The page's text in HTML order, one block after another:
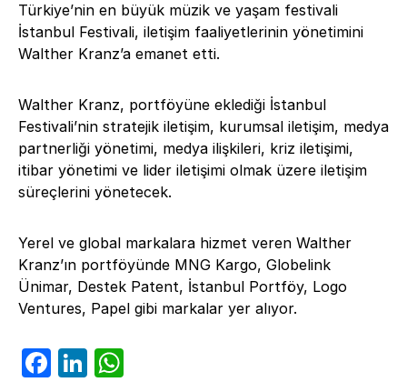
Türkiye’nin en büyük müzik ve yaşam festivali
İstanbul Festivali, iletişim faaliyetlerinin yönetimini
Walther Kranz’a emanet etti.
Walther Kranz, portföyüne eklediği İstanbul
Festivali’nin stratejik iletişim, kurumsal iletişim, medya
partnerliği yönetimi, medya ilişkileri, kriz iletişimi,
itibar yönetimi ve lider iletişimi olmak üzere iletişim
süreçlerini yönetecek.
Yerel ve global markalara hizmet veren Walther
Kranz’ın portföyünde MNG Kargo, Globelink
Ünimar, Destek Patent, İstanbul Portföy, Logo
Ventures, Papel gibi markalar yer alıyor.
Facebook
LinkedIn